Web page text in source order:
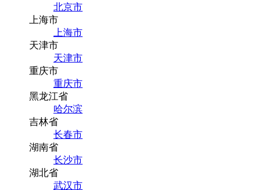
北京市
上海市
上海市
天津市
天津市
重庆市
重庆市
黑龙江省
哈尔滨
吉林省
长春市
湖南省
长沙市
湖北省
武汉市